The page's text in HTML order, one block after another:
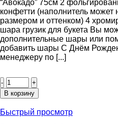
“Авокадо” 75см 2
конфетти (наполнитель может
размером и оттенком) 4
шара грузик для букета Вы
дополнительные шары или
добавить шары С Днём
менеджеру по [...]
товара
Букет
“Авокадо”
В корзину
Быстрый просмотр